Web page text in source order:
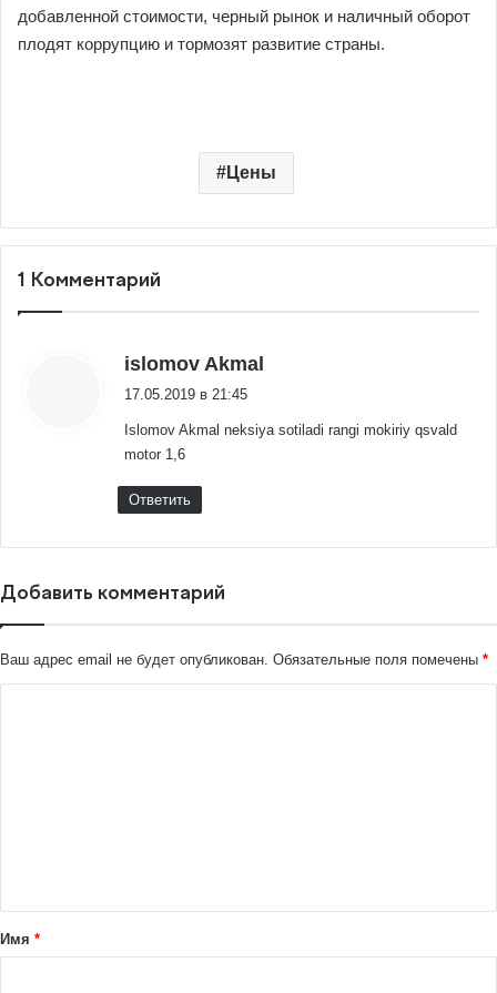
добавленной стоимости, черный рынок и наличный оборот
плодят коррупцию и тормозят развитие страны.
Цены
1 Комментарий
islomov Akmal
17.05.2019 в 21:45
Islomov Akmal neksiya sotiladi rangi mokiriy qsvald
motor 1,6
Ответить
Добавить комментарий
Ваш адрес email не будет опубликован. Обязательные поля помечены *
аИмя *